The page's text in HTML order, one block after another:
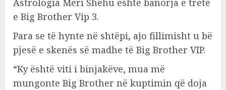
e Big Brother Vip 3.
Para se të hynte në shtëpi, ajo fillimisht u bë
pjesë e skenës së madhe të Big Brother VIP.
“Ky është viti i binjakëve, mua më
mungonte Big Brother në kuptimin që doja